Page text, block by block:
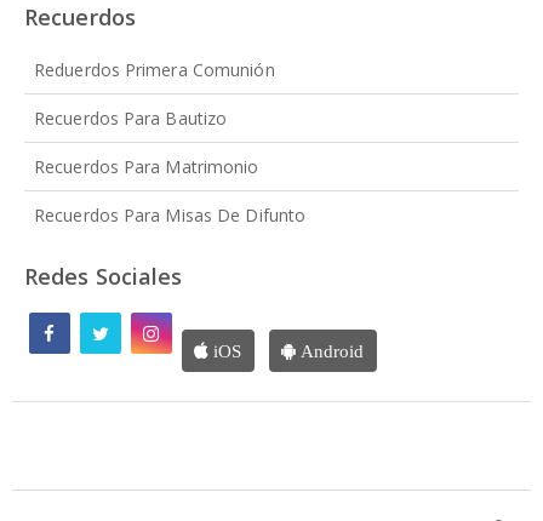
Recuerdos
Reduerdos Primera Comunión
Recuerdos Para Bautizo
Recuerdos Para Matrimonio
Recuerdos Para Misas De Difunto
Redes Sociales
iOS Android